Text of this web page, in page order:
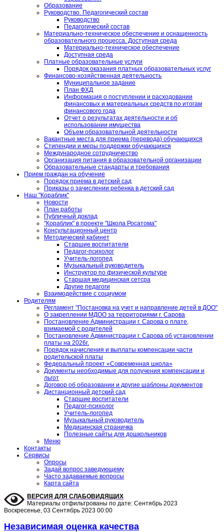
Образование
Руководство. Педагогический состав
Руководство
Педагогический состав
Материально-техническое обеспечение и оснащенность
образовательного процесса. Доступная среда
Материально-техническое обеспечение
Доступная среда
Платные образовательные услуги
Порядок оказания платных образовательных услуг
Финансово-хозяйственная деятельность
Муниципальное задание
План ФХД
Информация о поступлении и расходовании
финансовых и материальных средств по итогам
финансового года
Отчет о результатах деятельности и об
использовании имущества
Объем образовательной деятельности
Вакантные места для приема (перевода) обучающихся
Стипендии и меры поддержки обучающихся
Международное сотрудничество
Организация питания в образовательной организации
Образовательные стандарты и требования
Прием граждан на обучение
Порядок приема в детский сад
Приказы о зачислении ребенка в детский сад
Наш "Кораблик"
Новости
План работы
Публичный доклад
"Кораблик" в проекте "Школа Росатома"
Консультационный центр
Методический кабинет
Старшие воспитатели
Педагог-психолог
Учитель-логопед
Музыкальный руководитель
Инструктор по физической культуре
Старшая медицинская сетсра
Другие педагоги
Взаимодействие с социумом
Родителям
Регламент "Постановка на учет и направление детей в ДОО"
О закреплении МДОО за территориями г. Сарова
Постановление Администрации г. Сарова о плате,
взимаемой с родителей
Постановление Администрации г. Сарова об установлении
платы на 2026г.
Порядок начисления и выплаты компенсации части
родительской платы
Федеральный проект «Современная школа»
Документы необходимые для получения компенсации и
льгот
Договор об образовании и другие шаблоны документов
Дистанционный детский сад
Старшие воспитатели
Педагог-психолог
Учитель-логопед
Музыкальный руководитель
Медицинская страничка
Полезные сайты для дошкольников
Меню
Контакты
Сервисы
Опросы
Задай вопрос заведующему
Часто задаваемые вопросы
Карта сайта
ВЕРСИЯ ДЛЯ СЛАБОВИДЯЩИХ
Материалы отфильтрованы по дате: Сентябрь 2023
Воскресенье, 03 Сентябрь 2023 00:00
Независимая оценка качества